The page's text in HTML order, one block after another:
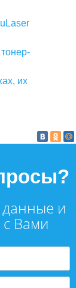
их
данные и
Вами